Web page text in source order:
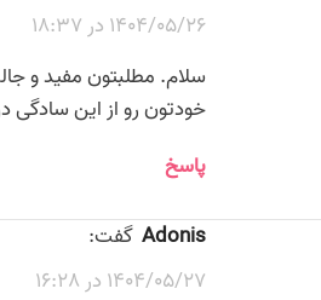
1404/05/26 در 18:37
سلام. مطلبتون مفید و
خودتون رو از این سادگی
پاسخ
Adonis
گفت:
1404/05/27 در 16:28